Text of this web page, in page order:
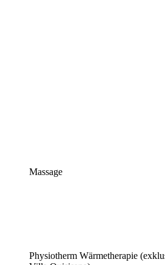
Massage​
Physiotherm Wärmetherapie